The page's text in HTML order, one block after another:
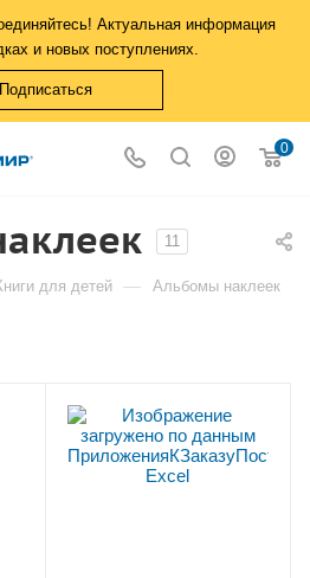
Актуальная информация
и новых поступлениях.
Подписаться
0
11
для детей — Альбомы наклеек